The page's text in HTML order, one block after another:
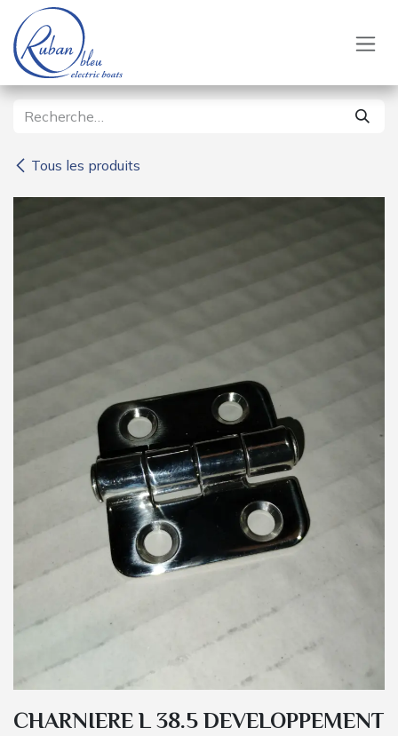
Se rendre au contenu
Tous les produits
CHARNIERE L 38.5 DEVELOPPEMENT